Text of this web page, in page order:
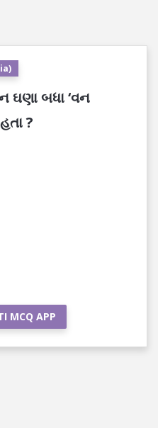
ઘણા બધા ‘વન
?
MCQ APP